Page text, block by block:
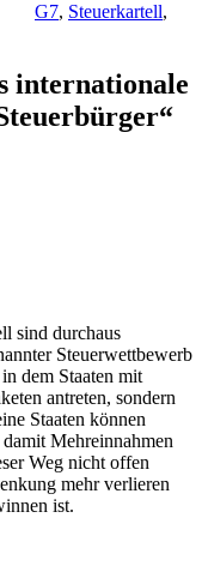
G7, Steuerkartell,
internationale
sind durchaus
Steuerwettbewerb
dem Staaten mit
antreten, sondern
Staaten können
Mehreinnahmen
Weg nicht offen
mehr verlieren
ist.